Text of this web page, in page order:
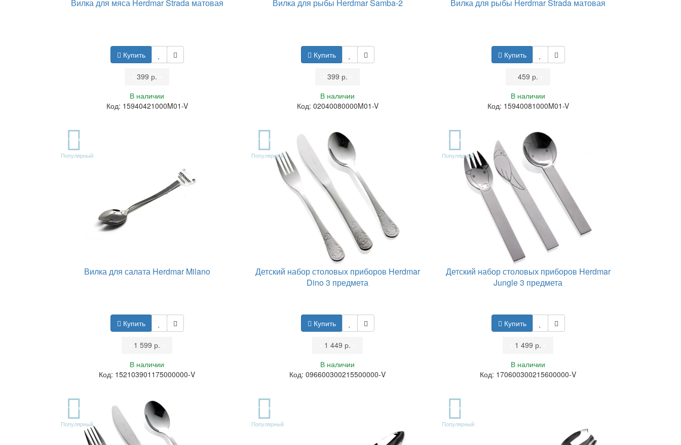
Вилка для мяса Herdmar Strada матовая
Купить
399 р.
В наличии
Код: 15940421000M01-V
Вилка для рыбы Herdmar Samba-2
Купить
399 р.
В наличии
Код: 02040080000M01-V
Вилка для рыбы Herdmar Strada матовая
Купить
459 р.
В наличии
Код: 15940081000M01-V
TOP
Популярный
Вилка для салата Herdmar Milano
Купить
1 599 р.
В наличии
Код: 152103901175000000-V
TOP
Популярный
Детский набор столовых приборов Herdmar
Dino 3 предмета
Купить
1 449 р.
В наличии
Код: 096600300215500000-V
TOP
Популярный
Детский набор столовых приборов Herdmar
Jungle 3 предмета
Купить
1 499 р.
В наличии
Код: 170600300215600000-V
TOP
Популярный
TOP
Популярный
TOP
Популярный